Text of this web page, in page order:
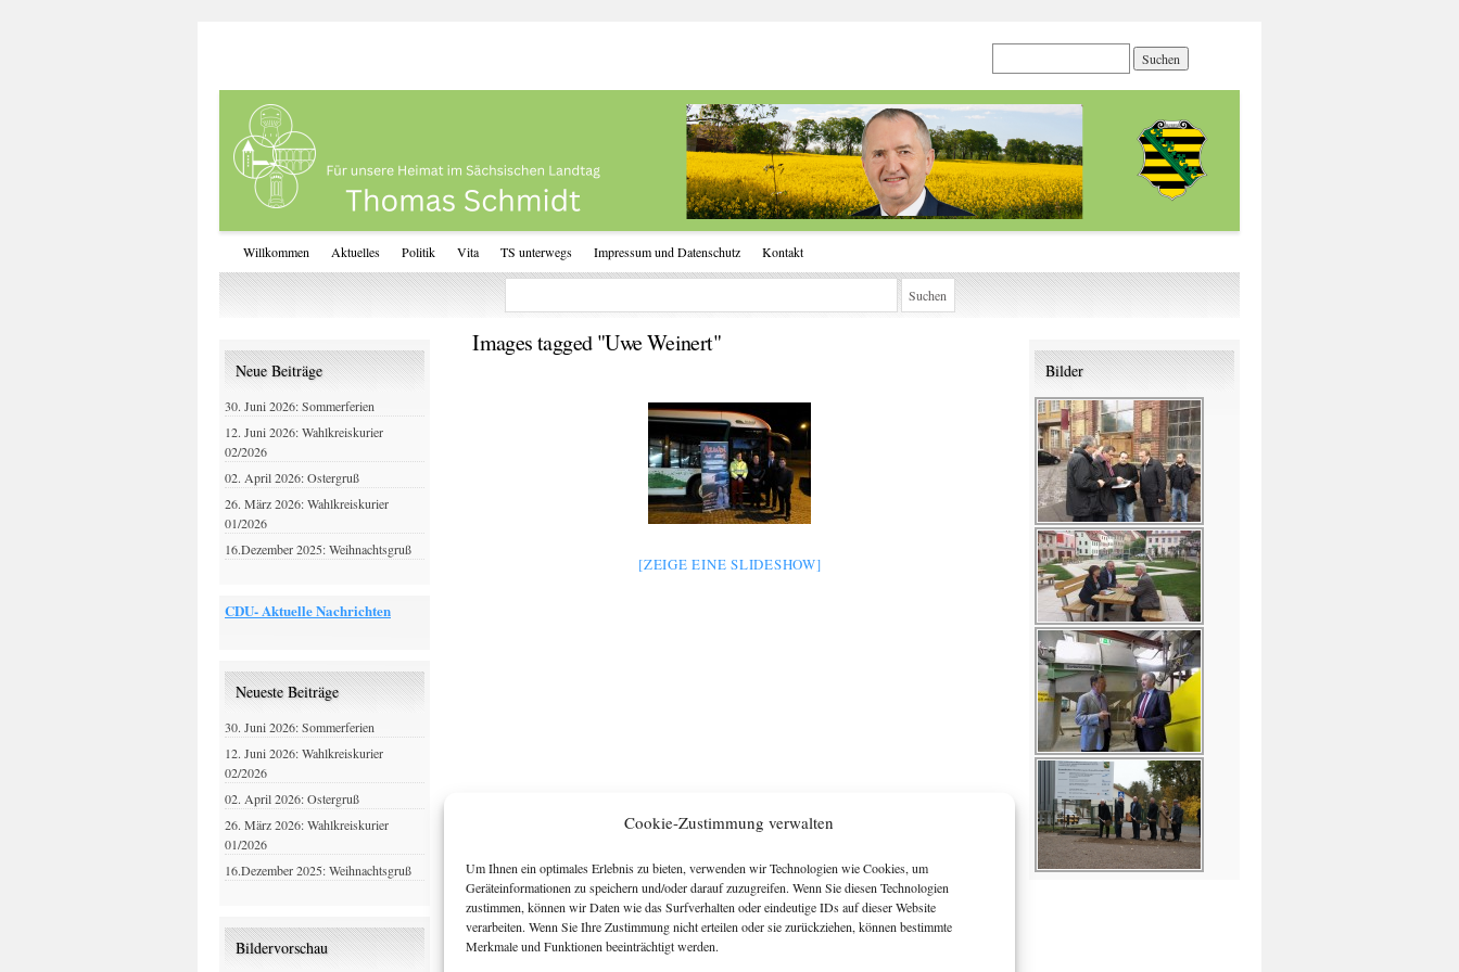
Cookie-Zustimmung verwalten
Um Ihnen ein optimales Erlebnis zu bieten, verwenden wir Technologien wie Cookies, um
Geräteinformationen zu speichern und/oder darauf zuzugreifen. Wenn Sie diesen Technologien
zustimmen, können wir Daten wie das Surfverhalten oder eindeutige IDs auf dieser Website
verarbeiten. Wenn Sie Ihre Zustimmung nicht erteilen oder sie zurückziehen, können bestimmte
Merkmale und Funktionen beeinträchtigt werden.
Willkommen Aktuelles Politik Vita TS unterwegs Impressum und Datenschutz Kontakt
Images tagged "Uwe Weinert"
[ZEIGE EINE SLIDESHOW]
Neue Beiträge
30. Juni 2026: Sommerferien
12. Juni 2026: Wahlkreiskurier
02/2026
02. April 2026: Ostergruß
26. März 2026: Wahlkreiskurier
01/2026
16.Dezember 2025: Weihnachtsgruß
CDU- Aktuelle Nachrichten
Neueste Beiträge
30. Juni 2026: Sommerferien
12. Juni 2026: Wahlkreiskurier
02/2026
02. April 2026: Ostergruß
26. März 2026: Wahlkreiskurier
01/2026
16.Dezember 2025: Weihnachtsgruß
Bildervorschau
Bilder